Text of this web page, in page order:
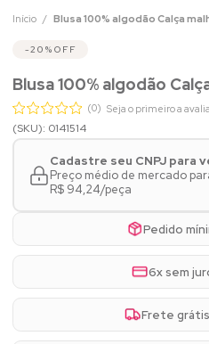
Início Blusa 100% algodão Calça
20% OFF
Blusa 100% algodão
(0) Seja o primeiro a
(SKU): 0141514
Cadastre seu CNPJ para
Preço médio de mercado
R$ 94,24/peça
Pedido
6x sem
Frete